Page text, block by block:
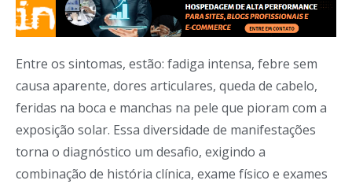
Entre os sintomas, estão: fadiga intensa, febre sem
causa aparente, dores articulares, queda de cabelo,
feridas na boca e manchas na pele que pioram com a
exposição solar. Essa diversidade de manifestações
torna o diagnóstico um desafio, exigindo a
combinação de história clínica, exame físico e exames